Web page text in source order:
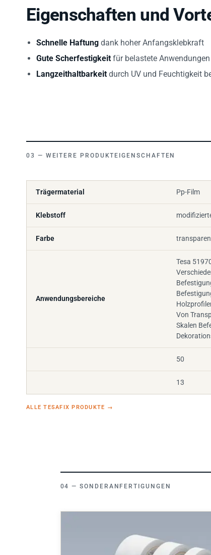
Eigenschaften und
Schnelle Haftung dank hoher Anfangsklebkraft
Gute Scherfestigkeit für belastete Anwendungen
Langzeithaltbarkeit durch UV und Feuchtigkeit
WEITERE PRODUKTEIGENSCHAFTEN
Trägermaterial Pp-Film
Klebstoff
Farbe
Anwendungsbereiche
Tesa
Von
Skalen
50
13
SONDERANFERTIGUNGEN